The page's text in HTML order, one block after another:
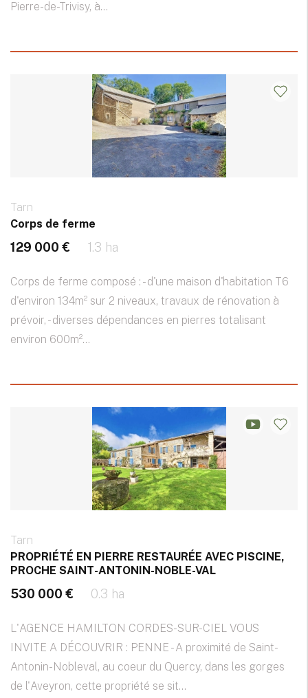
Pierre-de-Trivisy, à...
Tarn
Corps de ferme
129 000 € 1.3 ha
Corps de ferme composé : - d'une maison d'habitation T6
d'environ 134m² sur 2 niveaux, travaux de rénovation à
prévoir, - diverses dépendances en pierres totalisant
environ 600m²...
Tarn
PROPRIÉTÉ EN PIERRE RESTAURÉE AVEC PISCINE,
PROCHE SAINT-ANTONIN-NOBLE-VAL
530 000 € 0.3 ha
L'AGENCE HAMILTON CORDES-SUR-CIEL VOUS
INVITE A DÉCOUVRIR : PENNE - A proximité de Saint-
Antonin-Nobleval, au coeur du Quercy, dans les gorges
de l'Aveyron, cette propriété se sit...